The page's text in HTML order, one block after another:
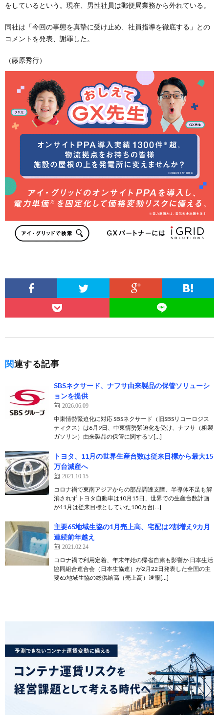
をしているという。現在、男性社員は郵便局業務から外れている。
同社は「今回の事態を真摯に受け止め、社員指導を徹底する」との
コメントを発表、謝罪した。
（藤原秀行）
関連する記事
SBSネクサード、ナフサ由来製品の保管ソリューシ
ョンを提供
2026.06.09
中東情勢緊迫化に対応 SBSネクサード（旧SBSリコーロジス
ティクス）は6月9日、中東情勢緊迫化を受け、ナフサ（粗製
ガソリン）由来製品の保管に関するソ[…]
トヨタ、11月の世界生産台数は従来目標から最大15
万台減産へ
2021.10.15
コロナ禍で東南アジアからの部品調達支障、半導体不足も解
消されず トヨタ自動車は10月15日、世界での生産台数計画
が11月は従来目標としていた100万台[…]
主要65地域生協の1月売上高、宅配は2割増え9カ月
連続前年越え
2021.02.24
コロナ禍で利用定着、年末年始の帰省自粛も影響か 日本生活
協同組合連合会（日本生協連）が2月22日発表した全国の主
要65地域生協の総供給高（売上高）速報[…]